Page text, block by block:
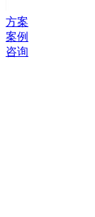
方案
案例
咨询